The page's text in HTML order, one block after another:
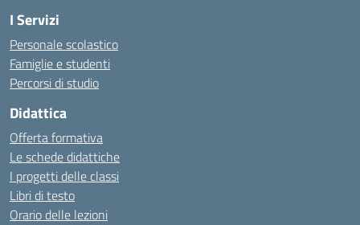
I Servizi
Personale scolastico
Famiglie e studenti
Percorsi di studio
Didattica
Offerta formativa
Le schede didattiche
I progetti delle classi
Libri di testo
Orario delle lezioni